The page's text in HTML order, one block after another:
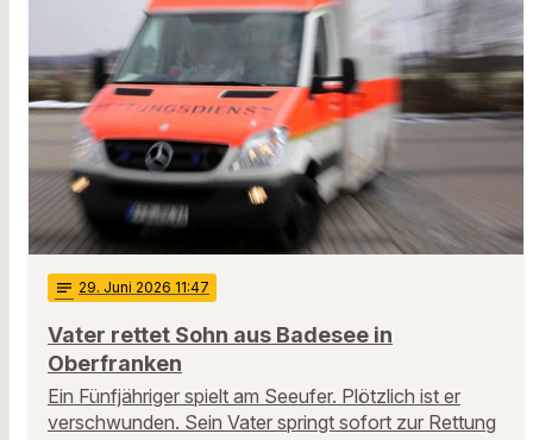
notes 29. Juni 2026 11:47
Vater rettet Sohn aus Badesee in
Oberfranken
Ein Fünfjähriger spielt am Seeufer. Plötzlich ist er
verschwunden. Sein Vater springt sofort zur Rettung